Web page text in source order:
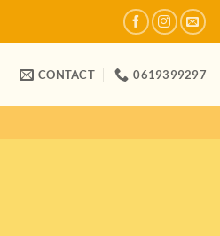
CONTACT 0619399297